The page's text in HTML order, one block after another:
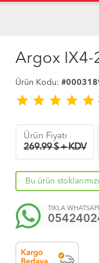
Argox IX4-
Ürün Kodu:
star star star star star
Ürün Fiyatı
269.99 $ + KDV
Bu ürün
TIKLA